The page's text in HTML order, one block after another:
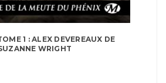
1 : ALEX DEVEREAUX DE
WRIGHT